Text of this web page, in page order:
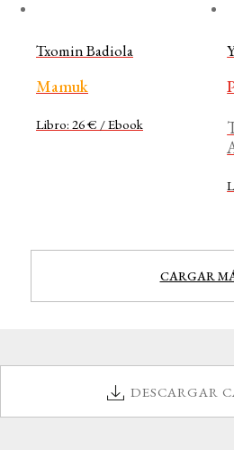
Txomin Badiola
Mamuk
Libro: 26 € / Ebook
CARGAR
DESCARGAR